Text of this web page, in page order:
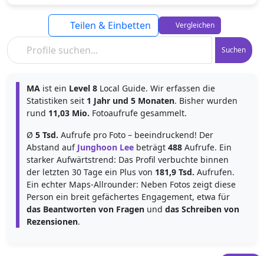
Suchen
Teilen & Einbetten Vergleichen
MA ist ein Level 8 Local Guide. Wir erfassen die
Statistiken seit 1 Jahr und 5 Monaten. Bisher wurden
rund 11,03 Mio. Fotoaufrufe gesammelt.
Ø 5 Tsd. Aufrufe pro Foto – beeindruckend! Der
Abstand auf Junghoon Lee beträgt 488 Aufrufe. Ein
starker Aufwärtstrend: Das Profil verbuchte binnen
der letzten 30 Tage ein Plus von 181,9 Tsd. Aufrufen.
Ein echter Maps-Allrounder: Neben Fotos zeigt diese
Person ein breit gefächertes Engagement, etwa für
das Beantworten von Fragen und das Schreiben von
Rezensionen.